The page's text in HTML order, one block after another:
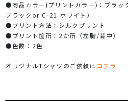
●商品カラー(プリントカラー)：ブラッ
ブラックor C-21 ホワイト）
●プリント方法：シルクプリント
●プリント箇所：2か所（左胸/背中）
●色数：2色
オリジナルTシャツのご依頼はコチラ